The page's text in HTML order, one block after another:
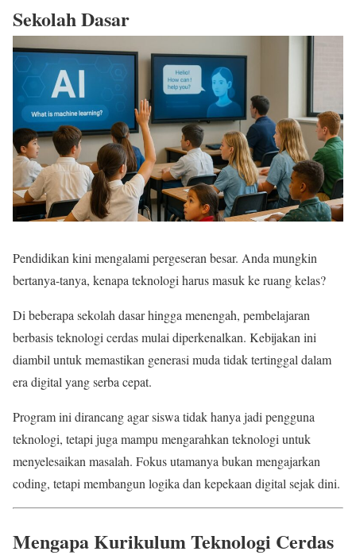
Sekolah Dasar
Pendidikan kini mengalami pergeseran besar. Anda mungkin
bertanya-tanya, kenapa teknologi harus masuk ke ruang kelas?
Di beberapa sekolah dasar hingga menengah, pembelajaran
berbasis teknologi cerdas mulai diperkenalkan. Kebijakan ini
diambil untuk memastikan generasi muda tidak tertinggal dalam
era digital yang serba cepat.
Program ini dirancang agar siswa tidak hanya jadi pengguna
teknologi, tetapi juga mampu mengarahkan teknologi untuk
menyelesaikan masalah. Fokus utamanya bukan mengajarkan
coding, tetapi membangun logika dan kepekaan digital sejak dini.
Mengapa Kurikulum Teknologi Cerdas